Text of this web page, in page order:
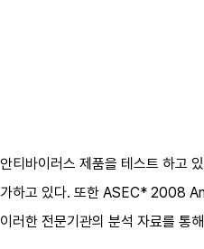
안티바이러스 제품을 테스트 하
가하고 있다. 또한 ASEC* 2008
이러한 전문기관의 분석 자료를 통